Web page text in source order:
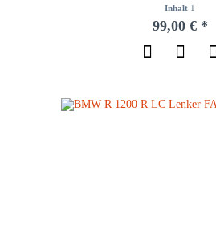
Inhalt 1
99,00 € *